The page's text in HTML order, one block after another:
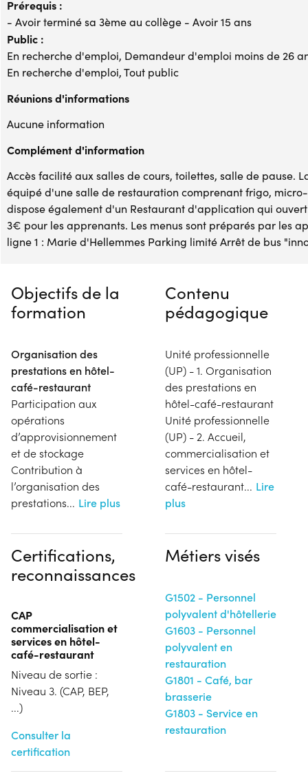
Prérequis :
- Avoir terminé sa 3ème au collège - Avoir 15 ans
Public :
En recherche d'emploi, Demandeur d'emploi moins de 26
En recherche d'emploi, Tout public
Réunions d'informations
Aucune information
Complément d'information
Accès facilité aux salles de cours, toilettes, salle de pause.
équipé d'une salle de restauration comprenant frigo,
dispose également d'un Restaurant d'application qui
3€ pour les apprenants. Les menus sont préparés par les
ligne 1 : Marie d'Hellemmes Parking limité Arrêt de bus
Objectifs de la
formation
Organisation des
prestations en hôtel-
café-restaurant
Participation aux
opérations
d’approvisionnement
et de stockage
Contribution à
l’organisation des
prestations... Lire plus
Contenu
pédagogique
Unité professionnelle
(UP) - 1. Organisation
des prestations en
hôtel-café-restaurant
Unité professionnelle
(UP) - 2. Accueil,
commercialisation et
services en hôtel-
café-restaurant... Lire
plus
Certifications,
reconnaissances
CAP
commercialisation et
services en hôtel-
café-restaurant
Niveau de sortie :
Niveau 3. (CAP, BEP,
...)
Consulter la
certification
Métiers visés
G1502 - Personnel
polyvalent d'hôtellerie
G1603 - Personnel
polyvalent en
restauration
G1801 - Café, bar
brasserie
G1803 - Service en
restauration